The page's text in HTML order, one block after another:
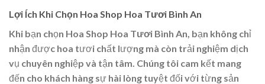
Lợi Ích Khi Chọn Hoa Shop Hoa Tươi Bình An
Khi bạn chọn Hoa Shop Hoa Tươi Bình An , bạn không chỉ
nhận được hoa tươi chất lượng mà còn trải nghiệm dịch
vụ chuyên nghiệp và tận tâm. Chúng tôi cam kết mang
đến cho khách hàng sự hài lòng tuyệt đối với từng sản